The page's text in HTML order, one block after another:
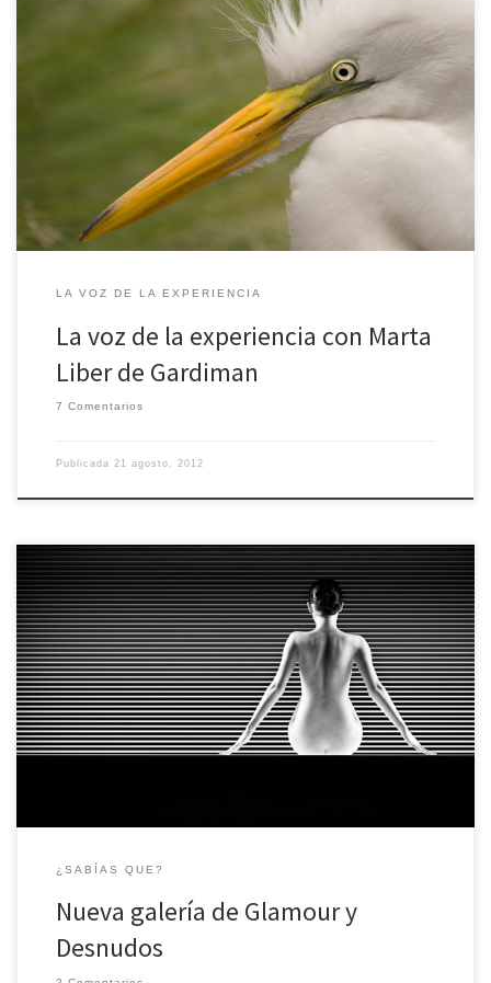
Marta Liber, nos ha contagiado esa pasión por las Aves y por la
Naturaleza con sus fotografías. Nos ha dedicado un ratito más para
contarnos de primera mano, su vida ligada a la fotografía.
LA VOZ DE LA EXPERIENCIA
La voz de la experiencia con Marta
Liber de Gardiman
7 Comentarios
Publicada 21 agosto, 2012
FotoRed estrena nueva galería con temática Glamour y Desnudos.
A disfrutar de esta maravillosa temática fotografica!
¿SABÍAS QUE?
Nueva galería de Glamour y
Desnudos